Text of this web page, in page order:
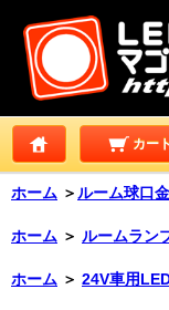
カート
ホーム ＞ ルーム球口
ホーム ＞ ルームラン
ホーム ＞ 24V車用